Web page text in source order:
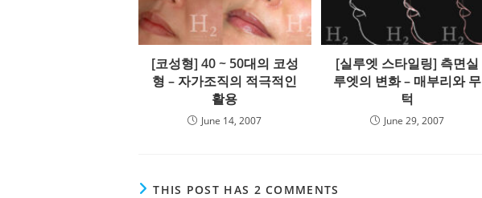
[코성형] 40 ~ 50대의 코성
형 – 자가조직의 적극적인
활용
June 14, 2007
[실루엣 스타일링] 측면실
루엣의 변화 – 매부리와 무
턱
June 29, 2007
THIS POST HAS 2 COMMENTS